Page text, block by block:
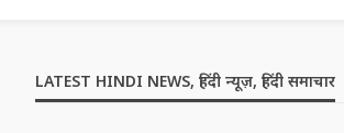
LATEST HINDI NEWS, हिंदी न्यूज़, हिंदी समाचार